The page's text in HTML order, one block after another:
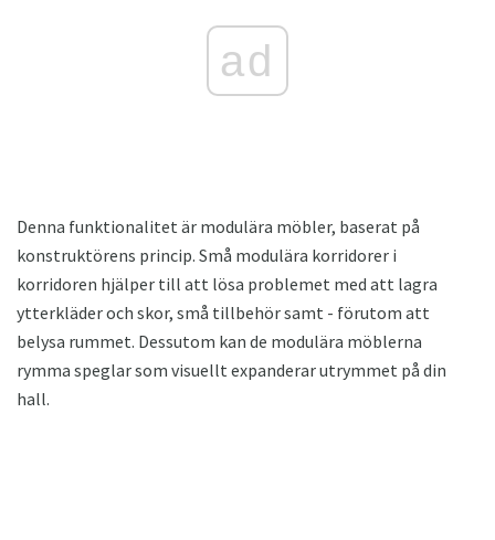
ad
Denna funktionalitet är modulära möbler, baserat på
konstruktörens princip. Små modulära korridorer i
korridoren hjälper till att lösa problemet med att lagra
ytterkläder och skor, små tillbehör samt - förutom att
belysa rummet. Dessutom kan de modulära möblerna
rymma speglar som visuellt expanderar utrymmet på din
hall.